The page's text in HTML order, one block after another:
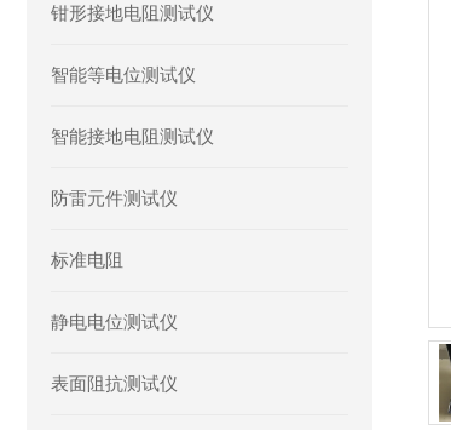
钳形接地电阻测试仪
智能等电位测试仪
智能接地电阻测试仪
防雷元件测试仪
标准电阻
静电电位测试仪
表面阻抗测试仪